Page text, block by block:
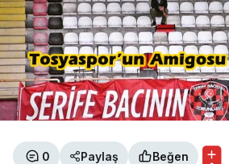
0 Paylaş Beğen